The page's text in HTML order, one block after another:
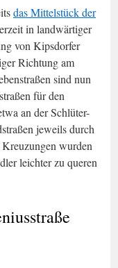
das Mittelstück der
in landwärtiger
von Kipsdorfer
Richtung am
sind nun
für den
an der Schlüter-
jeweils durch
wurden
leichter zu queren